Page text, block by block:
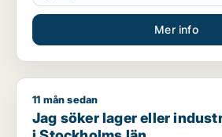
Mer info
Jag söker lager eller industrilokal till
11 mån sedan
Jag söker lager eller